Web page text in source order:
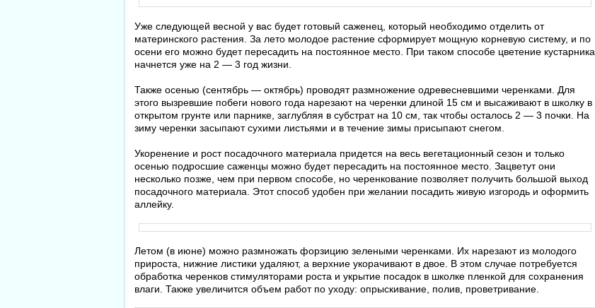
Уже следующей весной у вас будет готовый саженец, который необходимо отделить от
материнского растения. За лето молодое растение сформирует мощную корневую систему, и по
осени его можно будет пересадить на постоянное место. При таком способе цветение кустарника
начнется уже на 2 — 3 год жизни.
Также осенью (сентябрь — октябрь) проводят размножение одревесневшими черенками. Для
этого вызревшие побеги нового года нарезают на черенки длиной 15 см и высаживают в школку в
открытом грунте или парнике, заглубляя в субстрат на 10 см, так чтобы осталось 2 — 3 почки. На
зиму черенки засыпают сухими листьями и в течение зимы присыпают снегом.
Укоренение и рост посадочного материала придется на весь вегетационный сезон и только
осенью подросшие саженцы можно будет пересадить на постоянное место. Зацветут они
несколько позже, чем при первом способе, но черенкование позволяет получить большой выход
посадочного материала. Этот способ удобен при желании посадить живую изгородь и оформить
аллейку.
Летом (в июне) можно размножать форзицию зелеными черенками. Их нарезают из молодого
прироста, нижние листики удаляют, а верхние укорачивают в двое. В этом случае потребуется
обработка черенков стимуляторами роста и укрытие посадок в школке пленкой для сохранения
влаги. Также увеличится объем работ по уходу: опрыскивание, полив, проветривание.